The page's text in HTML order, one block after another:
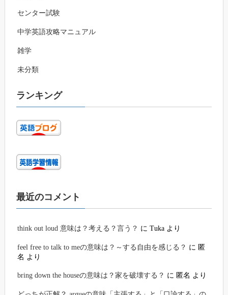
センター試験
中学英語攻略マニュアル
雑学
未分類
ランキング
最近のコメント
think out loud 意味は？考える？言う？ にTuka より
feel free to talk to meの意味は？～する自由を感じる？ に 匿
名 より
bring down the houseの意味は？家を破壊する？ に 匿名 より